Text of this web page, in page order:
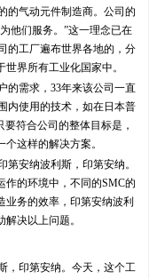
气动元件制造商。公司的
他们服务。”这一理念已在
的工厂遍布世界各地的，分
界所有工业化国家中。
需求，33年来该公司一直
内使用的技术，如在日本普
符合公司的整体目标是，
这样的解决方案。
安纳波利斯，印第安纳。
作的环境中，不同的SMC的
业务的效率，印第安纳波利
决以上问题。
印第安纳。今天，这个工